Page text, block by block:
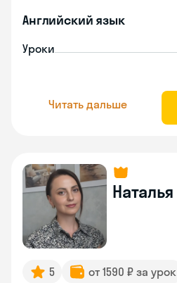
Английский язык
Уроки
Читать дальше
Наталья
5 от 1590 ₽ за урок